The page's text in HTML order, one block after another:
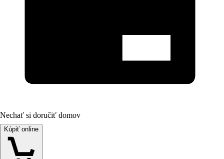
Nechať si doručiť domov
Kúpiť online